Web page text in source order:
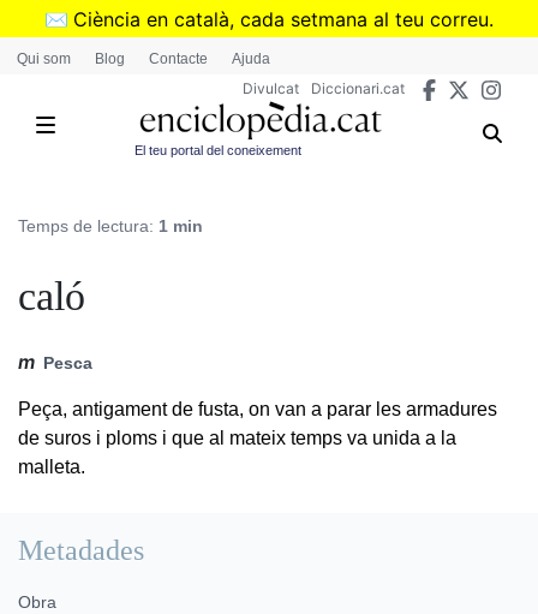
Vés
✉️ Ciència en català, cada setmana al teu correu.
➜Subscriu-te al butlletí de Divulcat
Qui som Blog Contacte Ajuda
Divulcat Diccionari.cat
El teu portal del coneixement
Temps de lectura: 1 min
caló
m Pesca
Peça, antigament de fusta, on van a parar les armadures
de suros i ploms i que al mateix temps va unida a la
malleta.
Metadades
Obra